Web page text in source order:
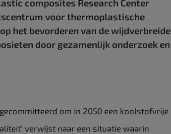
composites Research Center
voor thermoplastische
het bevorderen van de wijdverbreide
door gezamenlijk onderzoek en
om in 2050 een koolstofvrije
verwijst naar een situatie waarin